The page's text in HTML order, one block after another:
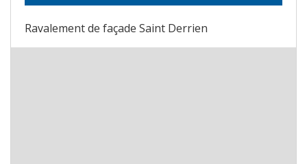
Ravalement de façade Saint Derrien